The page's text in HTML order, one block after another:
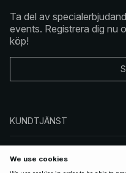
Ta del av
events. Registrera dig nu
köp!
KUNDTJÄNST